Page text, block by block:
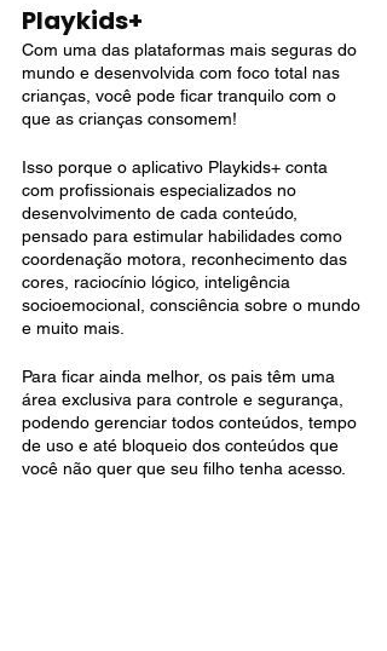
Playkids+
Com uma das plataformas mais seguras do
mundo e desenvolvida com foco total nas
crianças, você pode ficar tranquilo com o
que as crianças consomem!
Isso porque o aplicativo Playkids+ conta
com profissionais especializados no
desenvolvimento de cada conteúdo,
pensado para estimular habilidades como
coordenação motora, reconhecimento das
cores, raciocínio lógico, inteligência
socioemocional, consciência sobre o mundo
e muito mais.
Para ficar ainda melhor, os pais têm uma
área exclusiva para controle e segurança,
podendo gerenciar todos conteúdos, tempo
de uso e até bloqueio dos conteúdos que
você não quer que seu filho tenha acesso.